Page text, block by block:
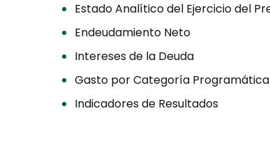
Estado Analítico del Ejercicio del
Endeudamiento Neto
Intereses de la Deuda
Gasto por Categoría Programática
Indicadores de Resultados